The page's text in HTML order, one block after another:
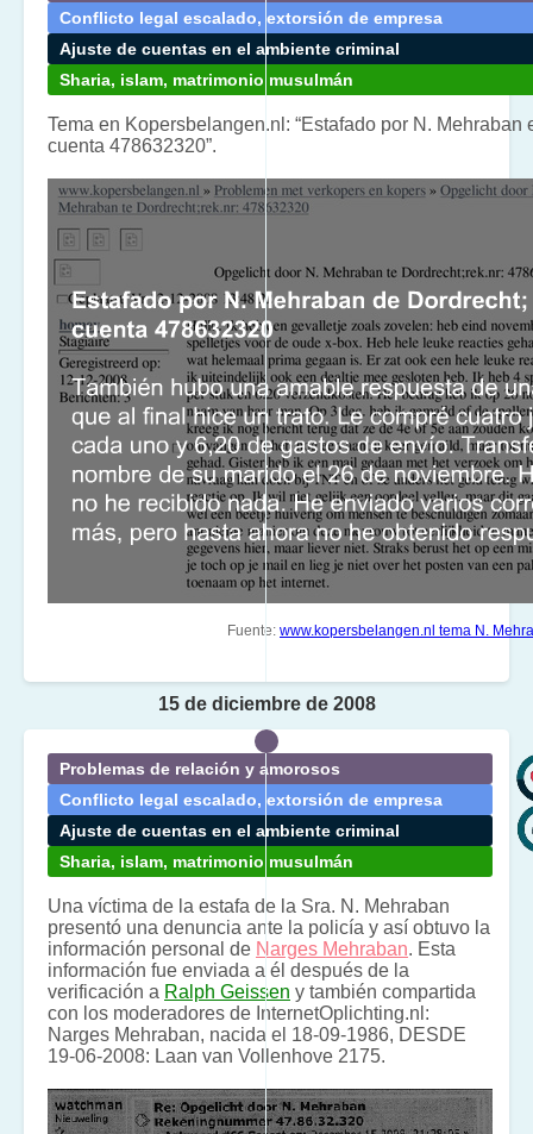
Conflicto legal escalado, extorsión de empresa
Ajuste de cuentas en el ambiente criminal
Sharia, islam, matrimonio musulmán
Tema en Kopersbelangen.nl: “Estafado por N. Mehraban
cuenta 478632320”.
Fuente: www.kopersbelangen.nl tema N.
Problemas de relación y amorosos
Conflicto legal escalado, extorsión de empresa
Ajuste de cuentas en el ambiente criminal
Sharia, islam, matrimonio musulmán
15 de diciembre de 2008
Una víctima de la estafa de la Sra. N. Mehraban
presentó una denuncia ante la policía y así obtuvo la
información personal de Narges Mehraban. Esta
información fue enviada a él después de la
verificación a Ralph Geissen y también compartida
con los moderadores de InternetOplichting.nl:
Narges Mehraban, nacida el 18-09-1986, DESDE
19-06-2008: Laan van Vollenhove 2175.